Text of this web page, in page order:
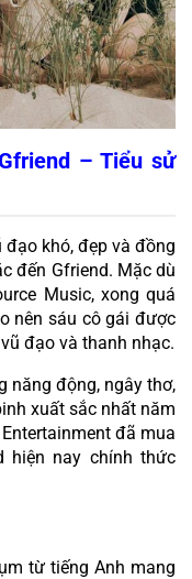
– Tiểu sử
khó, đẹp và đồng
đến Gfriend. Mặc dù
Music, xong quá
nên sáu cô gái được
đạo và thanh nhạc.
năng động, ngây thơ,
xuất sắc nhất năm
đã mua
hiện nay chính thức
từ tiếng Anh mang